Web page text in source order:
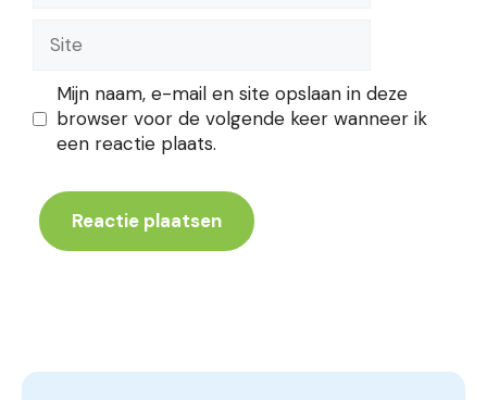
Mijn naam, e-mail en site opslaan in deze
browser voor de volgende keer wanneer ik
een reactie plaats.